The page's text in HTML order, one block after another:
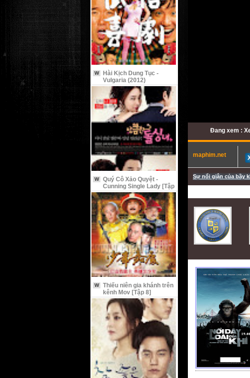
W
Hài Kịch Dung Tục -
Vulgaria (2012)
W
Quý Cô Xảo Quyệt -
Cunning Single Lady [Tập
9 Vietsub]
W
Thiếu niên gia khánh trên
kênh Mov [Tập 8]
Đang xem :
maphim.net
Sự nổi giận của bầy